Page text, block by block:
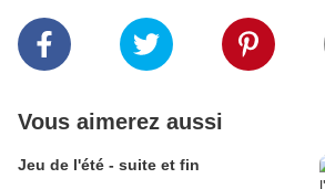
Vous aimerez aussi
Jeu de l'été - suite et fin